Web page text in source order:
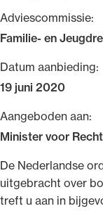
Adviescommissie:
Familie- en
Datum aanbieding:
19 juni 2020
Aangeboden aan:
Minister voor
​​De Nederlandse
uitgebracht over
treft u aan in